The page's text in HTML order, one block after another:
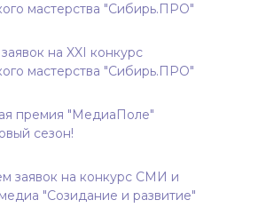
мастерства "Сибирь.ПРО"
на XXI конкурс
мастерства "Сибирь.ПРО"
премия "МедиаПоле"
сезон!
заявок на конкурс СМИ и
"Созидание и развитие"